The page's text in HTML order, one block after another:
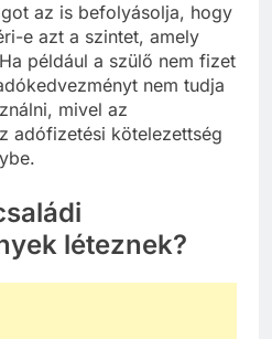
az is befolyásolja, hogy
e azt a szintet, amely
például a szülő nem fizet
nem tudja
mivel az
adófizetési kötelezettség
léteznek?